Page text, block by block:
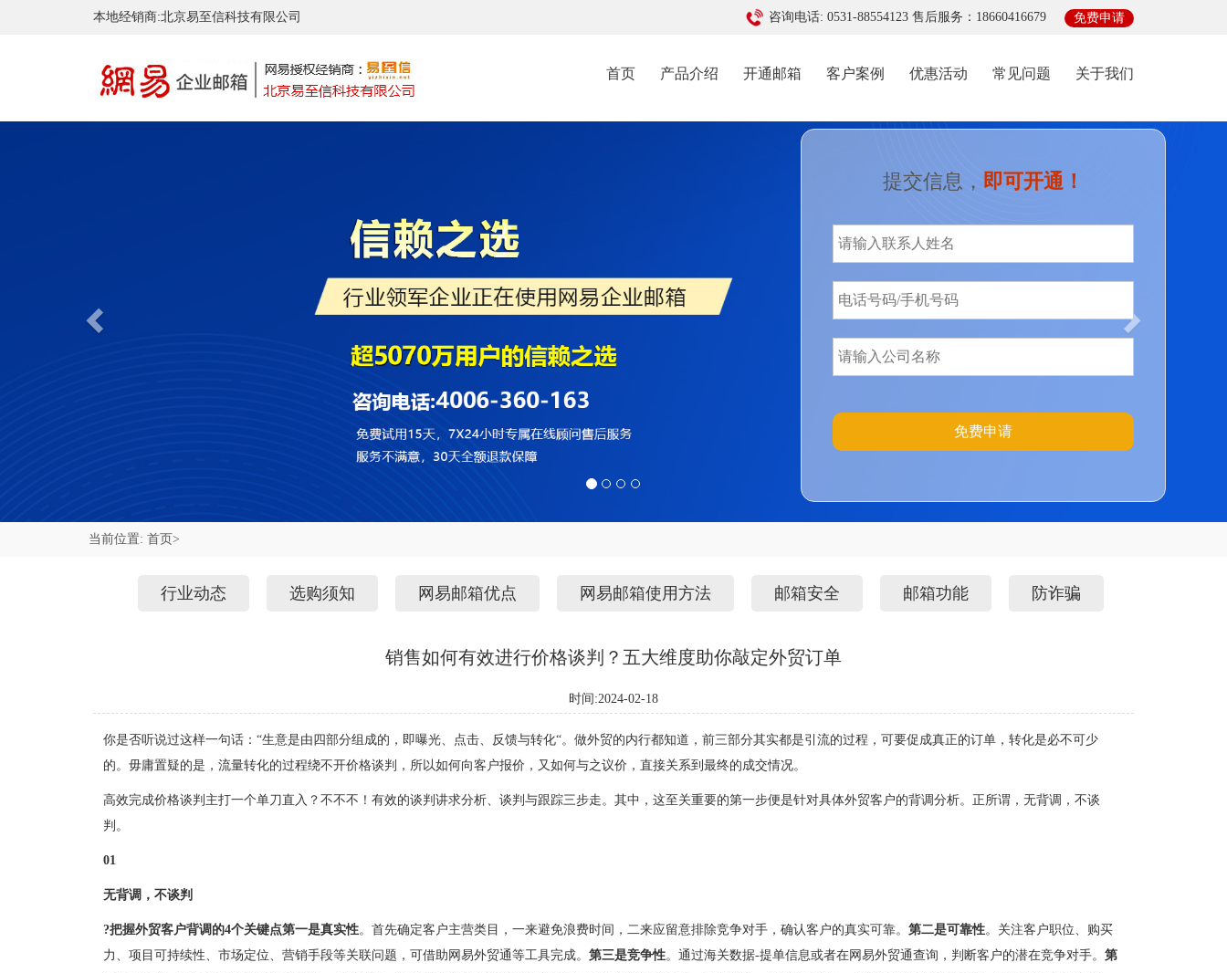
本地经销商:北京易至信科技有限公司 免费申请
咨询电话: 0531-88554123 售后服务：18660416679
首页 产品介绍 开通邮箱 客户案例 优惠活动 常见问题 关于我们
Previous Next
提交信息， 即可开通！
免费申请
当前位置: 首页>
行业动态 选购须知 网易邮箱优点 网易邮箱使用方法 邮箱安全 邮箱功能 防诈骗
销售如何有效进行价格谈判？五大维度助你敲定外贸订单
时间:2024-02-18
你是否听说过这样一句话：“生意是由四部分组成的，即曝光、点击、反馈与转化“。做外贸的内行都知道，前三部分其实都是引流的过程，可要促成真正的订单，转化是必不可少
的。毋庸置疑的是，流量转化的过程绕不开价格谈判，所以如何向客户报价，又如何与之议价，直接关系到最终的成交情况。
高效完成价格谈判主打一个单刀直入？不不不！有效的谈判讲求分析、谈判与跟踪三步走。其中，这至关重要的第一步便是针对具体外贸客户的背调分析。正所谓，无背调，不谈
判。
01
无背调，不谈判
?把握外贸客户背调的4个关键点第一是真实性。首先确定客户主营类目，一来避免浪费时间，二来应留意排除竞争对手，确认客户的真实可靠。第二是可靠性。关注客户职位、购买
力、项目可持续性、市场定位、营销手段等关联问题，可借助网易外贸通等工具完成。第三是竞争性。通过海关数据-提单信息或者在网易外贸通查询，判断客户的潜在竞争对手。第